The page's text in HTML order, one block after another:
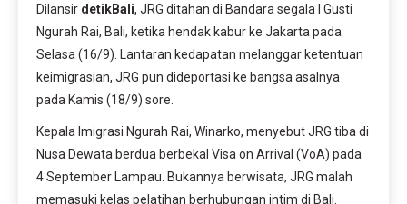
Dilansir detikBali, JRG ditahan di Bandara segala I Gusti
Ngurah Rai, Bali, ketika hendak kabur ke Jakarta pada
Selasa (16/9). Lantaran kedapatan melanggar ketentuan
keimigrasian, JRG pun dideportasi ke bangsa asalnya
pada Kamis (18/9) sore.
Kepala Imigrasi Ngurah Rai, Winarko, menyebut JRG tiba di
Nusa Dewata berdua berbekal Visa on Arrival (VoA) pada
4 September Lampau. Bukannya berwisata, JRG malah
memasuki kelas pelatihan berhubungan intim di Bali.